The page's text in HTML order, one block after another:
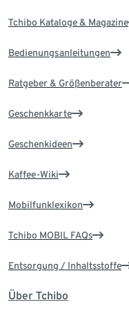
Tchibo Kataloge & Magazine
Bedienungsanleitungen
Ratgeber & Größenberater
Geschenkkarte
Geschenkideen
Kaffee-Wiki
Mobilfunklexikon
Tchibo MOBIL FAQs
Entsorgung / Inhaltsstoffe
Über Tchibo